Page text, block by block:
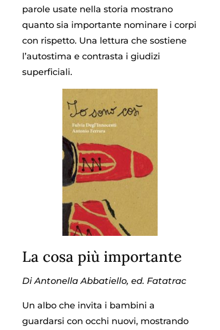
parole usate nella storia mostrano
quanto sia importante nominare i corpi
con rispetto. Una lettura che sostiene
l’autostima e contrasta i giudizi
superficiali.
La cosa più importante
DiAntonella Abbatiello, ed. Fatatrac
Un albo che invita i bambini a
guardarsi con occhi nuovi, mostrando